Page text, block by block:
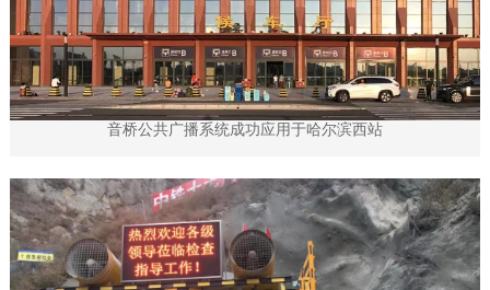
音桥公共广播系统成功应用于哈尔滨西站